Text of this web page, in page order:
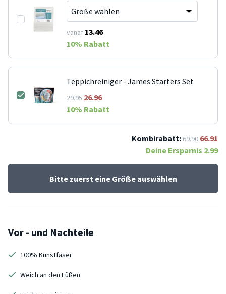
vanaf 13.46
10% Rabatt
Teppichreiniger - James Starters Set
29.9526.96
10% Rabatt
Kombirabatt:69.90 66.91
Deine Ersparnis 2.99
Bitte zuerst eine Größe auswählen
Vor - und Nachteile
100% Kunstfaser
Weich an den Füßen